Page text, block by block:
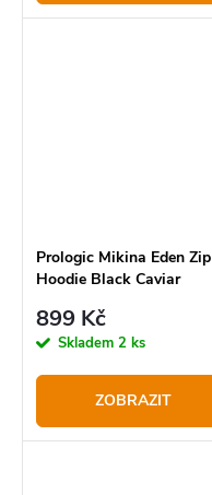
Prologic Mikina Eden Zip
Hoodie Black Caviar
899 Kč
Skladem 2 ks
ZOBRAZIT